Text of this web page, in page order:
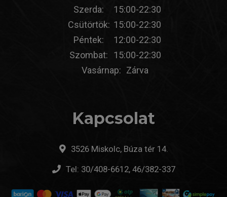
Szerda:
15:00-22:30
Csütörtök: 15:00-22:30
Péntek:
12:00-22:30
Szombat:
15:00-22:30
Vasárnap: Zárva
Kapcsolat
3526 Miskolc, Búza tér 14.
Tel: 30/408-6612, 46/382-337